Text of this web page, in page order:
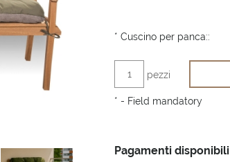
Pagamenti disponibili
* Cuscino per panca::
pezzi
* - Field mandatory